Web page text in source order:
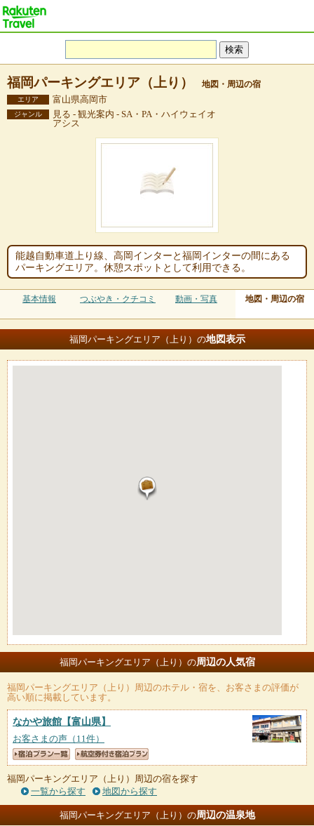
福岡パーキングエリア（上り） 地図・周辺の宿
エリア 富山県高岡市
ジャンル
見る - 観光案内 - SA・PA・ハイウェイオ
アシス
能越自動車道上り線、高岡インターと福岡インターの間にある
パーキングエリア。休憩スポットとして利用できる。
基本情報 つぶやき・クチコミ 動画・写真 地図・周辺の宿
福岡パーキングエリア（上り）の地図表示
福岡パーキングエリア（上り）の周辺の人気宿
福岡パーキングエリア（上り） 周辺のホテル・宿を、お客さまの評価が
高い順に掲載しています。
なかや旅館 【富山県】
お客さまの声（11件）
福岡パーキングエリア（上り）周辺の宿を探す
一覧から探す
地図から探す
福岡パーキングエリア（上り）の周辺の温泉地